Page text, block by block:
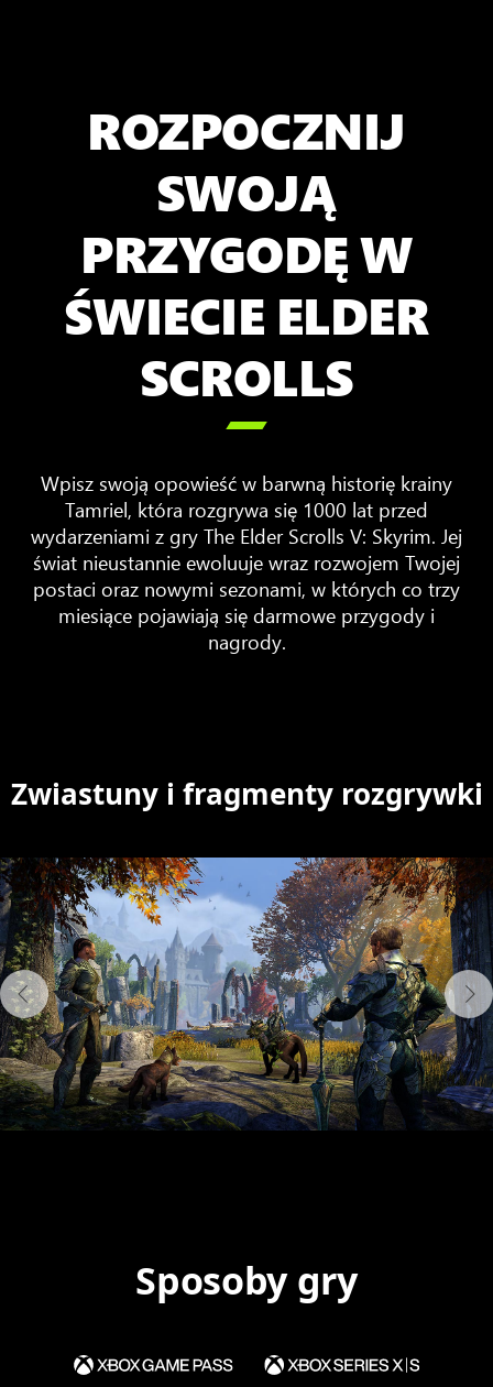
ROZPOCZNIJ
SWOJĄ
PRZYGODĘ W
ŚWIECIE ELDER
SCROLLS

Wpisz swoją opowieść w barwną historię krainy
Tamriel, która rozgrywa się 1000 lat przed
wydarzeniami z gry The Elder Scrolls V: Skyrim. Jej
świat nieustannie ewoluuje wraz rozwojem Twojej
postaci oraz nowymi sezonami, w których co trzy
miesiące pojawiają się darmowe przygody i
nagrody.
Zwiastuny i fragmenty rozgrywki
Sposoby gry